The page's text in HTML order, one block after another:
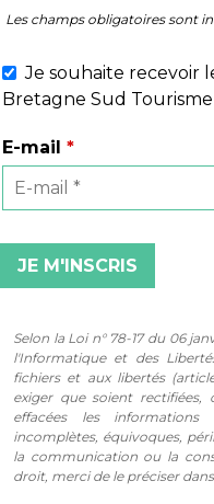
Les champs obligatoires sont
Je souhaite recevoir
Bretagne Sud Tourisme
E-mail *
Selon la Loi n° 78-17 du 06
l'Informatique et des
fichiers et aux libertés
exiger que soient rectifiées,
effacées les
incomplètes, équivoques,
la communication ou la
droit, merci de le préciser